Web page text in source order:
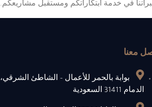
في خدمة ابتكاراتكم ومستقبل مشاريعكم.
معنا
بوابة بالحمر للأعمال – الشاطئ الشرقي،
الدمام 31411 السعودية